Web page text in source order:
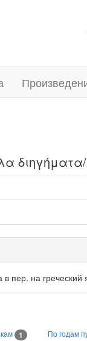
пер. на греческий
1 По годам